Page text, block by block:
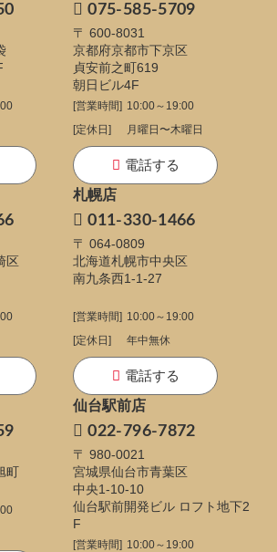
075-585-5709
〒 600-8031
京都府京都市下京区
貞安前之町619
朝日ビル4F
[営業時間] 10:00～19:00
[定休日]
月曜日〜木曜日
電話する
区
札幌店
011-330-1466
〒 064-0809
北海道札幌市中央区
南九条西1-1-27
[営業時間] 10:00～19:00
[定休日]
年中無休
電話する
町
仙台駅前店
022-796-7872
〒 980-0021
宮城県仙台市青葉区
中央1-10-10
仙台駅前開発ビル ロフト地下2
F
[営業時間] 10:00～19:00